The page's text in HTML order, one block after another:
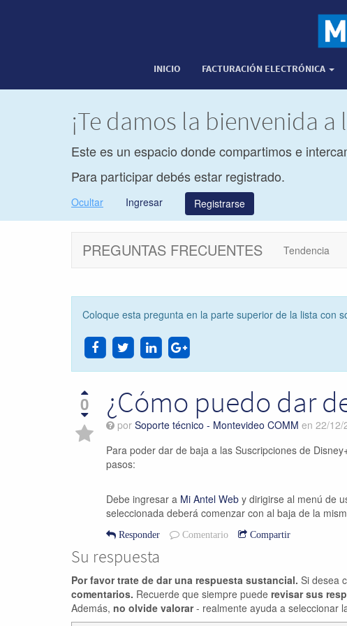
INICIO FACTURACIÓN ELECTRÓNICA
¡Te damos la bienvenida
Este es un espacio donde compartimos e
Para participar debés estar registrado.
Ocultar Ingresar Registrarse
PREGUNTAS FRECUENTES Tendencia
Coloque esta pregunta en la parte superior de la lista con
0 ¿Cómo puedo dar
por Soporte técnico - Montevideo COMM en 22/12/
Para poder dar de baja a las Suscripciones de
pasos:
Debe ingresar a Mi Antel Web y dirigirse al menú de
seleccionada deberá comenzar con al baja de la
Responder Comentario Compartir
Su respuesta
Por favor trate de dar una respuesta sustancial. Si desea
comentarios. Recuerde que siempre puede revisar sus
Además, no olvide valorar- realmente ayuda a seleccionar